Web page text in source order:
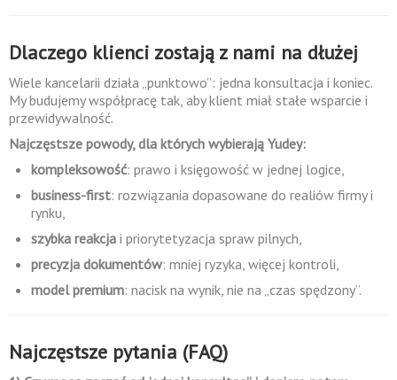
Dlaczego klienci zostają z nami na dłużej
Wiele kancelarii działa „punktowo”: jedna konsultacja i koniec.
My budujemy współpracę tak, aby klient miał stałe wsparcie i
przewidywalność.
Najczęstsze powody, dla których wybierają Yudey:
kompleksowość: prawo i księgowość w jednej logice,
business-first: rozwiązania dopasowane do realiów firmy i
rynku,
szybka reakcja i priorytetyzacja spraw pilnych,
precyzja dokumentów: mniej ryzyka, więcej kontroli,
model premium: nacisk na wynik, nie na „czas spędzony”.
Najczęstsze pytania (FAQ)